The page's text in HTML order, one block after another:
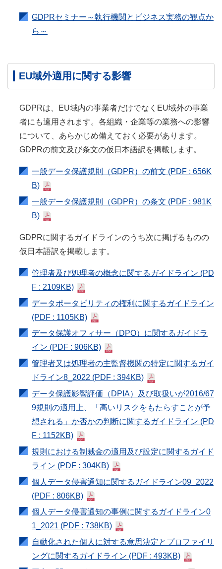
GDPRセミナー～執行機関とビジネス実務の観点か
ら～
EU域外適用に関する影響
GDPRは、EU域内の事業者だけでなくEU域外の事業
者にも適用されます。各組織・企業等の業務への影響
について、あらかじめ備えておく必要があります。
GDPRの前文及び条文の仮日本語訳を掲載します。
一般データ保護規則（GDPR）の前文 (PDF : 656K
B)
一般データ保護規則（GDPR）の条文 (PDF : 981K
B)
GDPRに関するガイドラインのうち次に掲げるものの
仮日本語訳を掲載します。
管理者及び処理者の概念に関するガイドライン (PD
F : 2109KB)
データポータビリティの権利に関するガイドライン
(PDF : 1105KB)
データ保護オフィサー（DPO）に関するガイドラ
イン (PDF : 906KB)
管理者又は処理者の主監督機関の特定に関するガイ
ドライン8_2022 (PDF : 394KB)
データ保護影響評価（DPIA）及び取扱いが2016/67
9規則の適用上、「高いリスクをもたらすことが予
想される」か否かの判断に関するガイドライン (PD
F : 1152KB)
規則における制裁金の適用及び設定に関するガイド
ライン (PDF : 304KB)
個人データ侵害通知に関するガイドライン09_2022
(PDF : 806KB)
個人データ侵害通知の事例に関するガイドライン0
1_2021 (PDF : 738KB)
自動化された個人に対する意思決定とプロファイリ
ングに関するガイドライン (PDF : 493KB)